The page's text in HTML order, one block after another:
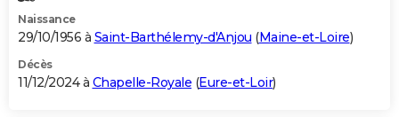
Naissance
29/10/1956 à Saint-Barthélemy-d'Anjou (Maine-et-Loire)
Décès
11/12/2024 à Chapelle-Royale (Eure-et-Loir)